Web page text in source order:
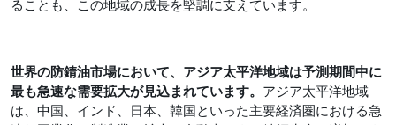
ることも、この地域の成長を堅調に支えています。
世界の防錆油市場において、アジア太平洋地域は予測期間中に
最も急速な需要拡大が見込まれています。 アジア太平洋地域
は、中国、インド、日本、韓国といった主要経済圏における急